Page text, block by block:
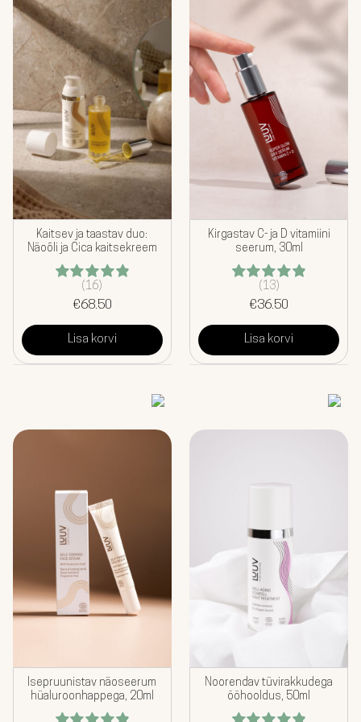
Kaitsev ja taastav duo:
Näoõli ja Cica kaitsekreem
Hinnanguga
4.94/ 5
€68.50
(16)
Lisa korvi
Kirgastav C- ja D vitamiini
seerum, 30ml
Hinnanguga
4.92/ 5
€36.50
(13)
Lisa korvi
Isepruunistav näoseerum
hüaluroonhappega, 20ml
Noorendav tüvirakkudega
ööhooldus, 50ml